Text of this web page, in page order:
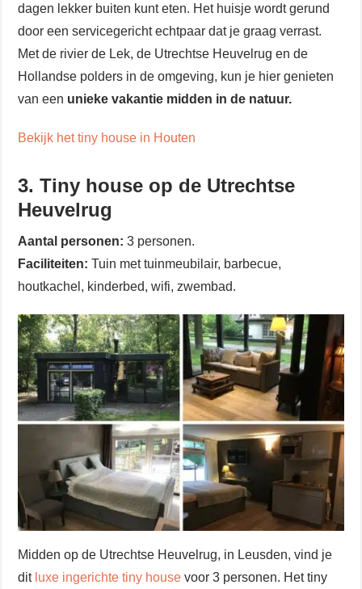
dagen lekker buiten kunt eten. Het huisje wordt gerund
door een servicegericht echtpaar dat je graag verrast.
Met de rivier de Lek, de Utrechtse Heuvelrug en de
Hollandse polders in de omgeving, kun je hier genieten
van een unieke vakantie midden in de natuur.
Bekijk het tiny house in Houten
3. Tiny house op de Utrechtse
Heuvelrug
Aantal personen:3 personen.
Faciliteiten: Tuin met tuinmeubilair, barbecue,
houtkachel, kinderbed, wifi, zwembad.
Midden op de Utrechtse Heuvelrug, in Leusden, vind je
dit luxe ingerichte tiny house voor 3 personen. Het tiny